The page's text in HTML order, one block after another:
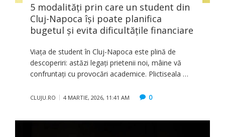
5 modalități prin care un student din
Cluj-Napoca își poate planifica
bugetul și evita dificultățile financiare
Viața de student în Cluj-Napoca este plină de
descoperiri: astăzi legați prietenii noi, mâine vă
confruntați cu provocări academice. Plictiseala …
CLUJU.RO 4 MARTIE, 2026, 11:41 AM 0